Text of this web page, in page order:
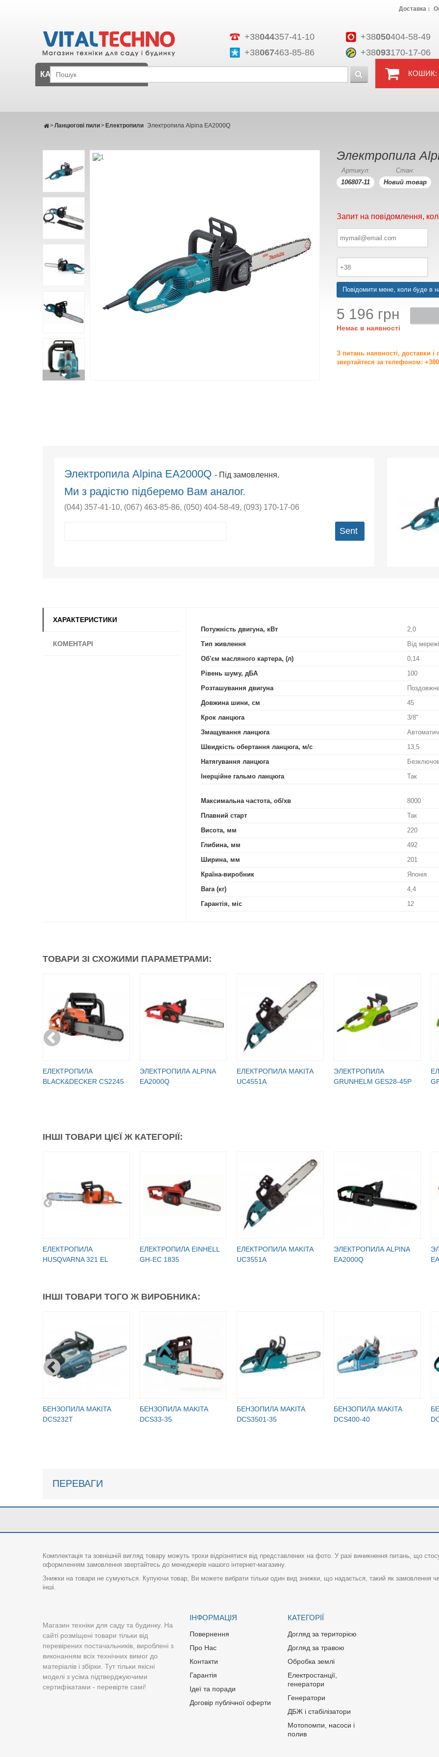
+38044357-41-10 +38050404-58-49
+38067463-85-86 +38093170-17-06
Доставка
КОШИК:
КАТАЛОГ
Ланцюгові пили
> Електропили
> Электропила Alpina EA2000Q
Электропила
Артикул:
106807-11
Стан:
Новий товар
Запит на повідомлення,
Повідомити мене, коли буде в
5 196 грн
Немає в наявності
З питань наявності, доставки і
звертайтеся за телефоном:
Электропила Alpina EA2000Q- Під замовлення.
Ми з радістю підберемо Вам аналог.
(044) 357-41-10, (067) 463-85-86, (050) 404-58-49, (093) 170-17-06
Sent
ХАРАКТЕРИСТИКИ
КОМЕНТАРІ
Потужність двигуна, кВт
2,0
Тип живлення
Від мережі
Об'єм масляного картера, (л)
0,14
Рівень шуму, дБА
100
Розташування двигуна
Поздовжнє
Довжина шини, см
45
Крок ланцюга
3/8"
Змащування ланцюга
Швидкість обертання ланцюга, м/с
13,5
Натягування ланцюга
Інерційне гальмо ланцюга
Так
Максимальна частота, об/хв
8000
Плавний старт
Так
Висота, мм
220
Глибина, мм
492
Ширина, мм
201
Країна-виробник
Японія
Вага (кг)
4,4
Гарантія, міс
12
ТОВАРИ ЗІ СХОЖИМИ ПАРАМЕТРАМИ:
ЕЛЕКТРОПИЛА
BLACK&DECKER CS2245
ЭЛЕКТРОПИЛА ALPINA
EA2000Q
ЕЛЕКТРОПИЛА MAKITA
UC4551A
ЭЛЕКТРОПИЛА
GRUNHELM GES28-45Р
ІНШІ ТОВАРИ ЦІЄЇ Ж КАТЕГОРІЇ:
ЕЛЕКТРОПИЛА
HUSQVARNA 321 EL
ЕЛЕКТРОПИЛА EINHELL
GH-EC 1835
ЕЛЕКТРОПИЛА MAKITA
UC3551A
ЭЛЕКТРОПИЛА ALPINA
EA2000Q
ІНШІ ТОВАРИ ТОГО Ж ВИРОБНИКА:
БЕНЗОПИЛА MAKITA
DCS232T
БЕНЗОПИЛА MAKITA
DCS33-35
БЕНЗОПИЛА MAKITA
DCS3501-35
БЕНЗОПИЛА MAKITA
DCS400-40
ПЕРЕВАГИ
Комплектація та зовнішній вигляд товару можуть трохи відрізнятися від представлених на фото. У разі виникнення питань, що
оформленням замовлення звертайтесь до менеджерів нашого інтернет-магазину.
Знижки на товари не сумуються. Купуючи товар, Ви можете вибрати тільки один вид знижки, що надається, такий як замовлення
інші.
Магазин техніки для саду та будинку. На
сайті розміщені товари тільки від
перевірених постачальників, вироблені з
виконанням всіх технічних вимог до
матеріалів і збірки. Тут тільки якісні
моделі з усіма підтверджуючими
сертифікатами - перевірте самі!
ІНФОРМАЦІЯ
Повернення
Про Нас
Контакти
Гарантія
Ідеї та поради
Договір публічної оферти
КАТЕГОРІЇ
Догляд за територією
Догляд за травою
Обробка землі
Електростанції,
генератори
Генератори
ДБЖ і стабілізатори
Мотопомпи, насоси і
полив